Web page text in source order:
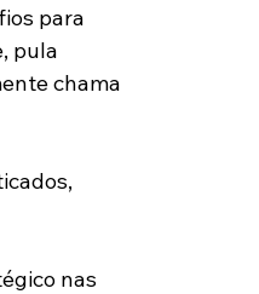
para
pula
chama
nas